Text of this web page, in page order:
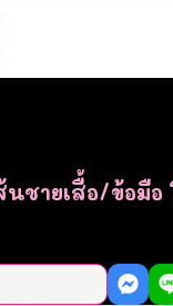
นชายเสื้อ/ข้อมือ